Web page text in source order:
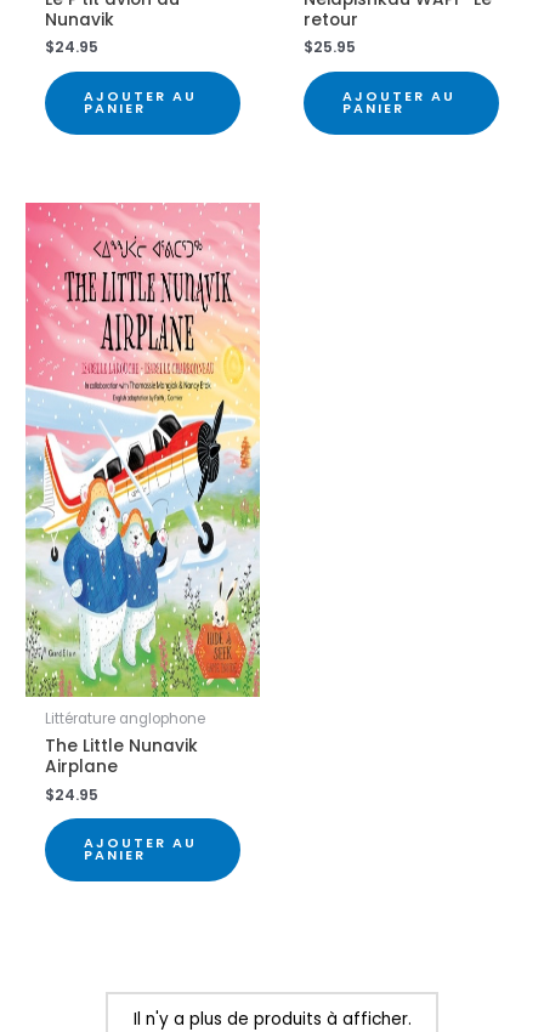
Nunavik
$24.95
AJOUTER AU
PANIER
retour
$25.95
AJOUTER AU
PANIER
Littérature anglophone
The Little Nunavik
Airplane
$24.95
AJOUTER AU
PANIER
Il n'y a plus de produits à afficher.